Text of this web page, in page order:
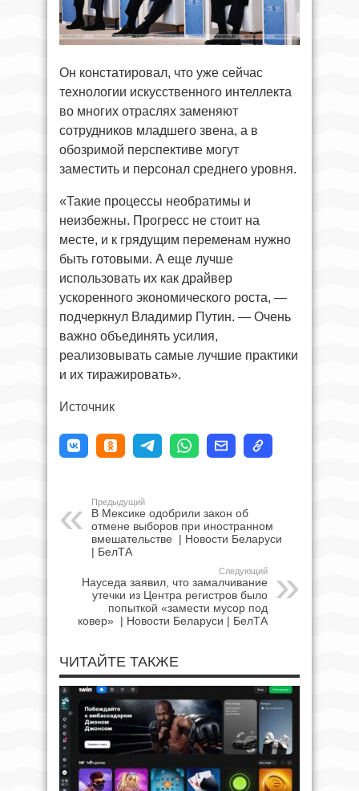
Он констатировал, что уже сейчас
технологии искусственного интеллекта
во многих отраслях заменяют
сотрудников младшего звена, а в
обозримой перспективе могут
заместить и персонал среднего уровня.
«Такие процессы необратимы и
неизбежны. Прогресс не стоит на
месте, и к грядущим переменам нужно
быть готовыми. А еще лучше
использовать их как драйвер
ускоренного экономического роста, —
подчеркнул Владимир Путин. — Очень
важно объединять усилия,
реализовывать самые лучшие практики
и их тиражировать».
Источник
Предыдущий
В Мексике одобрили закон об
отмене выборов при иностранном
вмешательстве | Новости Беларуси
| БелТА
Следующий
Науседа заявил, что замалчивание
утечки из Центра регистров было
попыткой «замести мусор под
ковер» | Новости Беларуси | БелТА
ЧИТАЙТЕ ТАКЖЕ